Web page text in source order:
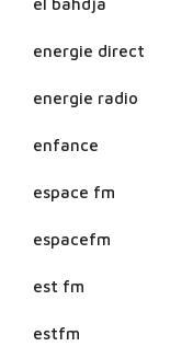
el bahdja
energie direct
energie radio
enfance
espace fm
espacefm
est fm
estfm